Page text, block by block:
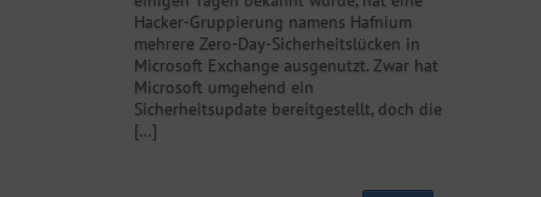
Hacker-Gruppierung namens Hafnium
mehrere Zero-Day-Sicherheitslücken in
Microsoft Exchange ausgenutzt. Zwar hat
Microsoft umgehend ein
Sicherheitsupdate bereitgestellt, doch die
[…]